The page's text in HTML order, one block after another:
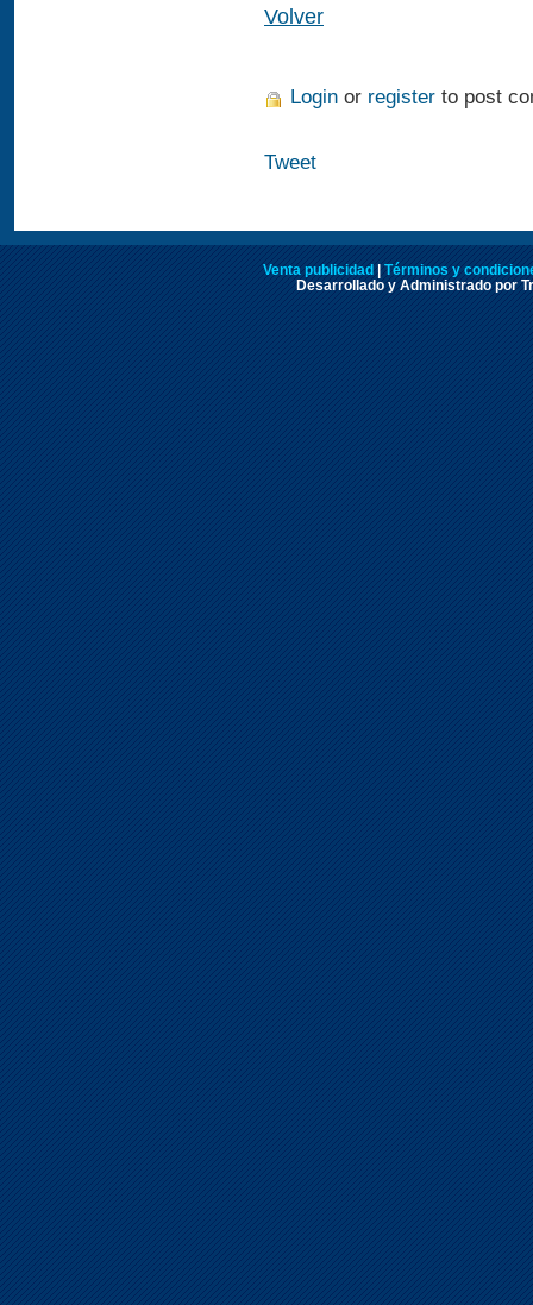
Volver
Login or register to post
Tweet
Venta publicidad
Términos y
Desarrollado y Administrado por